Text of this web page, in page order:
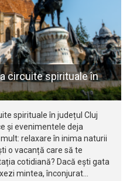
circuite spirituale în
spirituale în județul Cluj
și evenimentele deja
relaxare în inima naturii
o vacanță care să te
cotidiană? Dacă ești gata
mintea, înconjurat…